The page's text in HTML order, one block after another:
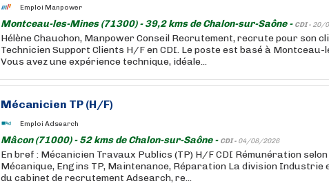
Emploi Manpower
Montceau-les-Mines (71300) - 39,2 kms de Chalon-sur-Saône - CDI - 20/
Hélène Chauchon, Manpower Conseil Recrutement, recrute pour son
Technicien Support Clients H/F en CDI. Le poste est basé à Montceau-
Vous avez une expérience technique, idéale...
Mécanicien TP (H/F)
Emploi Adsearch
Mâcon (71000) - 52 kms de Chalon-sur-Saône - CDI - 04/08/2026
En bref : Mécanicien Travaux Publics (TP) H/F CDI Rémunération
Mécanique, Engins TP, Maintenance, Réparation La division Industrie
du cabinet de recrutement Adsearch, re...